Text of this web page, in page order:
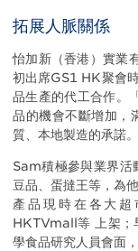
拓展人脈關係
怡加新（香港）實業
初出席GS1 HK聚會
品生產的代工合作。
品的機會不斷增加，
質、本地製造的承諾。
Sam積極參與業界活
豆品、蛋撻王等，為
產品現時在各大超
HKTVmall等 上架；
學食品研究人員會面